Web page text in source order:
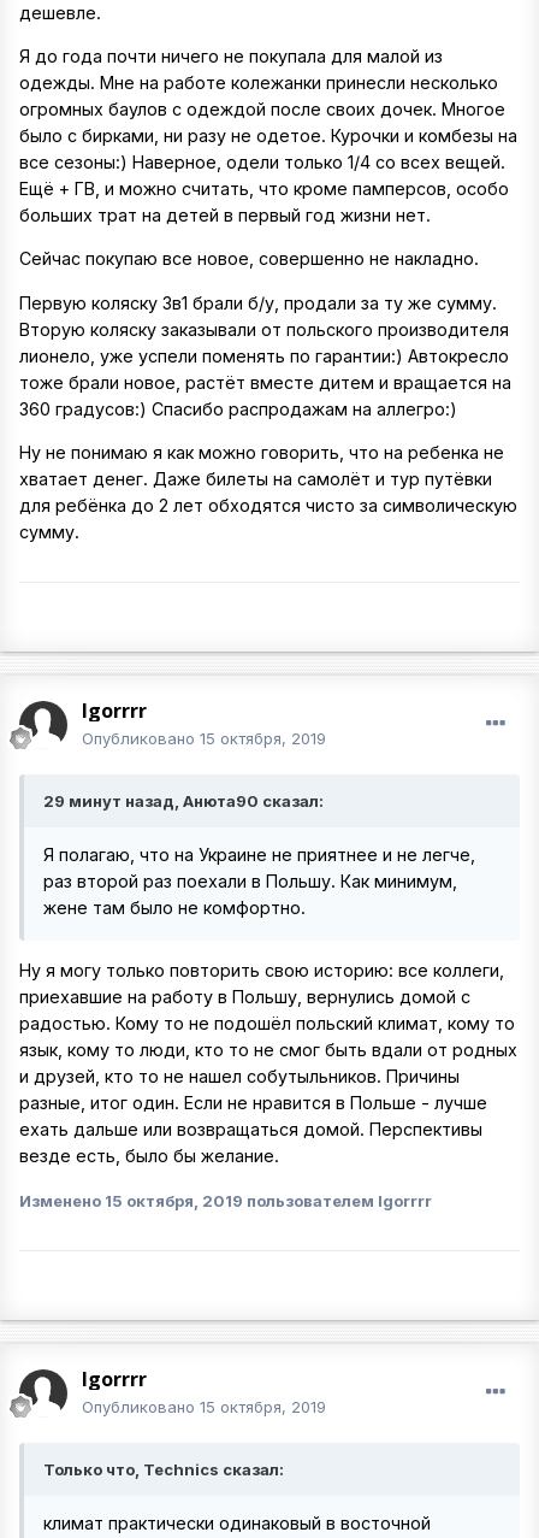
дешевле.
Я до года почти ничего не покупала для малой из
одежды. Мне на работе колежанки принесли несколько
огромных баулов с одеждой после своих дочек. Многое
было с бирками, ни разу не одетое. Курочки и комбезы на
все сезоны:) Наверное, одели только 1/4 со всех вещей.
Ещё + ГВ, и можно считать, что кроме памперсов, особо
больших трат на детей в первый год жизни нет.
Сейчас покупаю все новое, совершенно не накладно.
Первую коляску 3в1 брали б/у, продали за ту же сумму.
Вторую коляску заказывали от польского производителя
лионело, уже успели поменять по гарантии:) Автокресло
тоже брали новое, растёт вместе дитем и вращается на
360 градусов:) Спасибо распродажам на аллегро:)
Ну не понимаю я как можно говорить, что на ребенка не
хватает денег. Даже билеты на самолёт и тур путёвки
для ребёнка до 2 лет обходятся чисто за символическую
сумму.
Igorrrr
Опубликовано 15 октября, 2019
29 минут назад, Анюта90 сказал:
Я полагаю, что на Украине не приятнее и не легче,
раз второй раз поехали в Польшу. Как минимум,
жене там было не комфортно.
Ну я могу только повторить свою историю: все коллеги,
приехавшие на работу в Польшу, вернулись домой с
радостью. Кому то не подошёл польский климат, кому то
язык, кому то люди, кто то не смог быть вдали от родных
и друзей, кто то не нашел собутыльников. Причины
разные, итог один. Если не нравится в Польше - лучше
ехать дальше или возвращаться домой. Перспективы
везде есть, было бы желание.
Изменено 15 октября, 2019 пользователем Igorrrr
Igorrrr
Опубликовано 15 октября, 2019
Только что, Technics сказал:
климат практически одинаковый в восточной